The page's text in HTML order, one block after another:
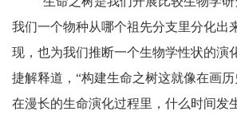
我们一个物种从哪个祖先分支里分化出
现，也为我们推断一个生物学性状的演
捷解释道，“构建生命之树这就像在画
在漫长的生命演化过程里，什么时间发